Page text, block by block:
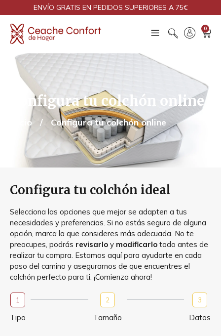
ENVÍO GRATIS EN PEDIDOS SUPERIORES A 75€
0
Configura tu colchón online
Inicio / Configura tu colchón online
Configura tu colchón ideal
Selecciona las opciones que mejor se adapten a tus
necesidades y preferencias. Si no estás seguro de alguna
opción, marca la que consideres más adecuada. No te
preocupes, podrás revisarlo y modificarlo todo antes de
realizar tu compra. Estamos aquí para ayudarte en cada
paso del camino y asegurarnos de que encuentres el
colchón perfecto para ti. ¡Comienza ahora!
1
Tipo
2
Tamaño
3
Datos